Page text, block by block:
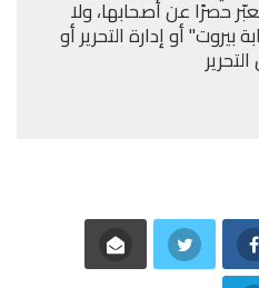
حصرًا عن أصحابها، ولا
أو إدارة التحرير أو